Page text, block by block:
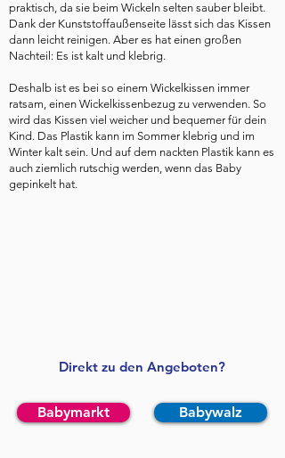
praktisch, da sie beim Wickeln selten sauber bleibt.
Dank der Kunststoffaußenseite lässt sich das Kissen
dann leicht reinigen. Aber es hat einen großen
Nachteil: Es ist kalt und klebrig.
Deshalb ist es bei so einem Wickelkissen immer
ratsam, einen Wickelkissenbezug zu verwenden. So
wird das Kissen viel weicher und bequemer für dein
Kind. Das Plastik kann im Sommer klebrig und im
Winter kalt sein. Und auf dem nackten Plastik kann es
auch ziemlich rutschig werden, wenn das Baby
gepinkelt hat.
Direkt zu den Angeboten?
Babymarkt Babywalz